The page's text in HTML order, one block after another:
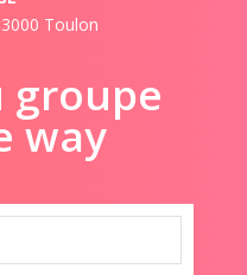
Toulon
groupe
way